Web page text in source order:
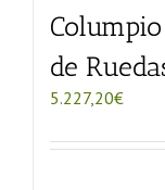
de
5.227,20€